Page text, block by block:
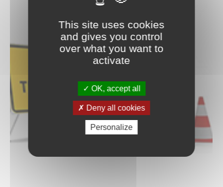
This site uses cookies
and gives you control
over what you want to
activate
OK, accept all
Deny all cookies
Personalize